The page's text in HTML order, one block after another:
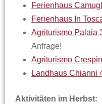
Ferienhaus
Ferienhaus In
Agriturismo Palaia
Anfrage!
Agriturismo
Landhaus Chianni
Aktivitäten im Herbst: